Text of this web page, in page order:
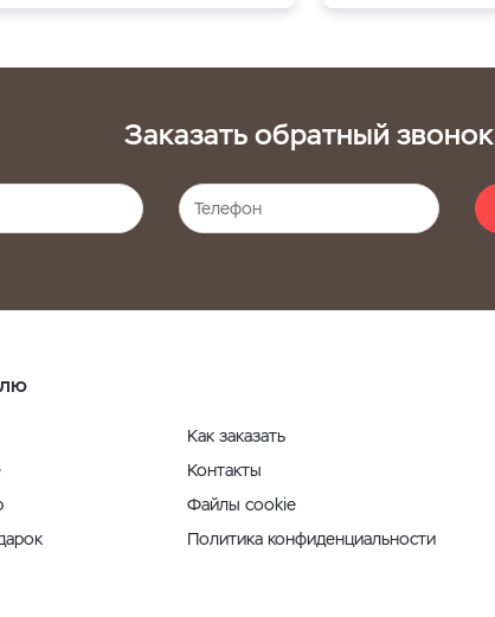
Заказать обратный звонок
Как заказать
Контакты
Файлы cookie
Политика конфиденциальности